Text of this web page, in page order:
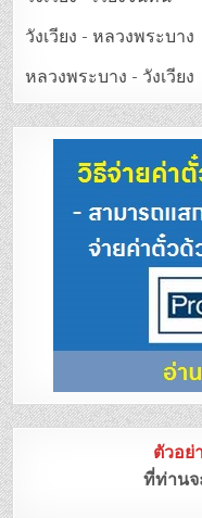
วังเวียง - หลวงพระบาง
หลวงพระบาง - วังเวียง
ตัวอย่
ที่ท่านจ